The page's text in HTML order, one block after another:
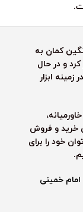
آرش رنگین کمان به
و در حال
ابزار
خرید و فروش
خود را برای
خمینی